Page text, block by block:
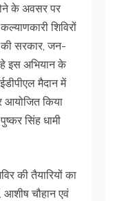
के अवसर पर
शिविरों
सरकार, जन-
इस अभियान के
मैदान में
आयोजित किया
सिंह धामी
की तैयारियों का
आशीष चौहान एवं